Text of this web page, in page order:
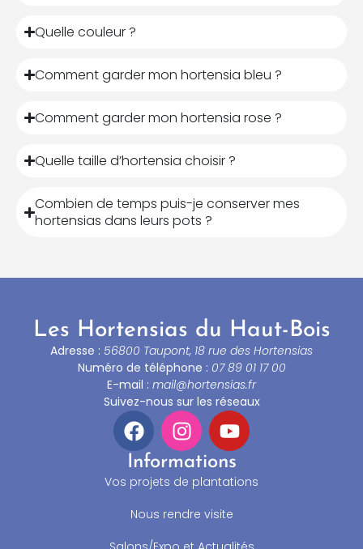
Quelle couleur ?
Comment garder mon hortensia bleu ?
Comment garder mon hortensia rose ?
Quelle taille d’hortensia choisir ?
Combien de temps puis-je conserver mes
hortensias dans leurs pots ?
Les Hortensias du Haut-Bois
Adresse : 56800 Taupont, 18 rue des Hortensias
Numéro de téléphone : 07 89 01 17 00
E-mail : mail@hortensias.fr
Suivez-nous sur les réseaux
Informations
Vos projets de plantations
Nous rendre visite